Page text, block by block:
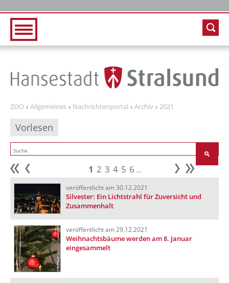
ZOO Allgemeines Nachrichtenportal Archiv 2021
Vorlesen
Anfang 1 2 3 4 5 6 ... weiter
veröffentlicht am 30.12.2021
Silvester: Ein Lichtstrahl für Zuversicht und
Zusammenhalt
veröffentlicht am 29.12.2021
Weihnachtsbäume werden am 8. Januar
eingesammelt